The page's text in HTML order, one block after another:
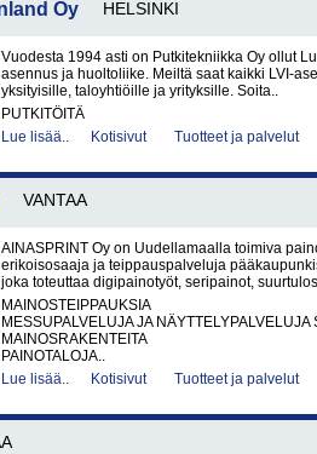
Oy HELSINKI
Vuodesta 1994 asti on Putkitekniikka Oy ollut
asennus ja huoltoliike. Meiltä saat kaikki LVI-
yksityisille, taloyhtiöille ja yrityksille. Soita..
PUTKITÖITÄ
Lue lisää..
Kotisivut Tuotteet ja palvelut
VANTAA
AINASPRINT Oy on Uudellamaalla toimiva
erikoisosaaja ja teippauspalveluja
joka toteuttaa digipainotyöt, seripainot,
MAINOSTEIPPAUKSIA
MESSUPALVELUJA JA NÄYTTELYPALVELUJA
MAINOSRAKENTEITA
PAINOTALOJA..
Lue lisää..
Kotisivut Tuotteet ja palvelut